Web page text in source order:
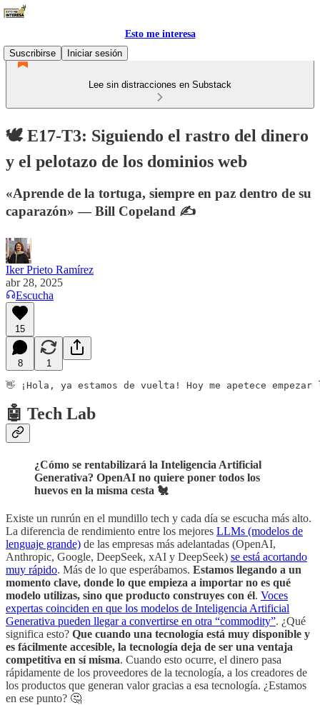
Esto me interesa
Suscribirse
Iniciar sesión
Lee sin distracciones en Substack
🕊️ E17-T3: Siguiendo el rastro del dinero
y el pelotazo de los dominios web
«Aprende de la tortuga, siempre en paz dentro de su
caparazón» — Bill Copeland ✍️
Iker Prieto Ramírez
abr 28, 2025
Escucha
15
8 1
👋 ¡Hola, ya estamos de vuelta! Hoy me apetece
🤖 Tech Lab
¿Cómo se rentabilizará la Inteligencia Artificial
Generativa? OpenAI no quiere poner todos los
huevos en la misma cesta 🐔
Existe un runrún en el mundillo tech y cada día se escucha más alto.
La diferencia de rendimiento entre los mejores LLMs (modelos de
lenguaje grande) de las empresas más adelantadas (OpenAI,
Anthropic, Google, DeepSeek, xAI y DeepSeek) se está acortando
muy rápido. Más de lo que esperábamos. Estamos llegando a un
momento clave, donde lo que empieza a importar no es qué
modelo utilizas, sino que producto construyes con él. Voces
expertas coinciden en que los modelos de Inteligencia Artificial
Generativa pueden llegar a convertirse en otra “commodity”. ¿Qué
significa esto? Que cuando una tecnología está muy disponible y
es fácilmente accesible, la tecnología deja de ser una ventaja
competitiva en sí misma. Cuando esto ocurre, el dinero pasa
rápidamente de los proveedores de la tecnología, a los creadores de
los productos que generan valor gracias a esa tecnología. ¿Estamos
en ese punto? 🤔